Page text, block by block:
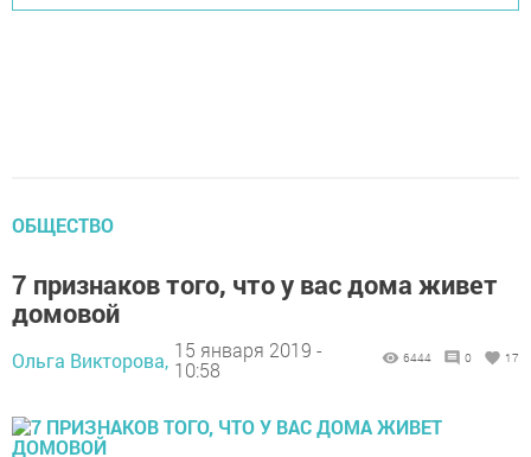
ОБЩЕСТВО
7 признаков того, что у вас дома живет
домовой
Ольга Викторова, 15 января 2019 -
10:58
6444 0 17